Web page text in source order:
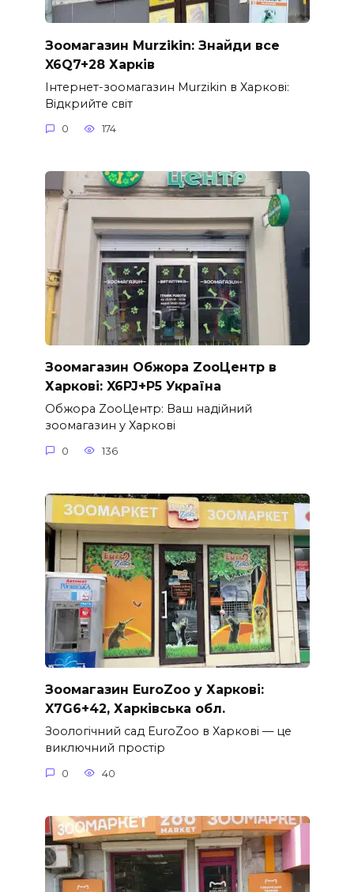
Зоомагазин Murzikin: Знайди все
X6Q7+28 Харків
Інтернет-зоомагазин Murzikin в Харкові:
Відкрийте світ
0 174
Зоомагазин Обжора ZooЦентр в
Харкові: X6PJ+P5 Україна
Обжора ZooЦентр: Ваш надійний
зоомагазин у Харкові
0 136
Зоомагазин EuroZoo у Харкові:
X7G6+42, Харківська обл.
Зоологічний сад EuroZoo в Харкові — це
виключний простір
0 40